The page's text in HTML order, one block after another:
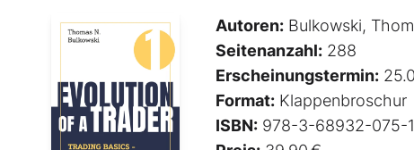
Autoren: Bulkowski,
Seitenanzahl: 288
Erscheinungstermin:
Format: Klappenbroschur
ISBN: 978-3-68932-075-1